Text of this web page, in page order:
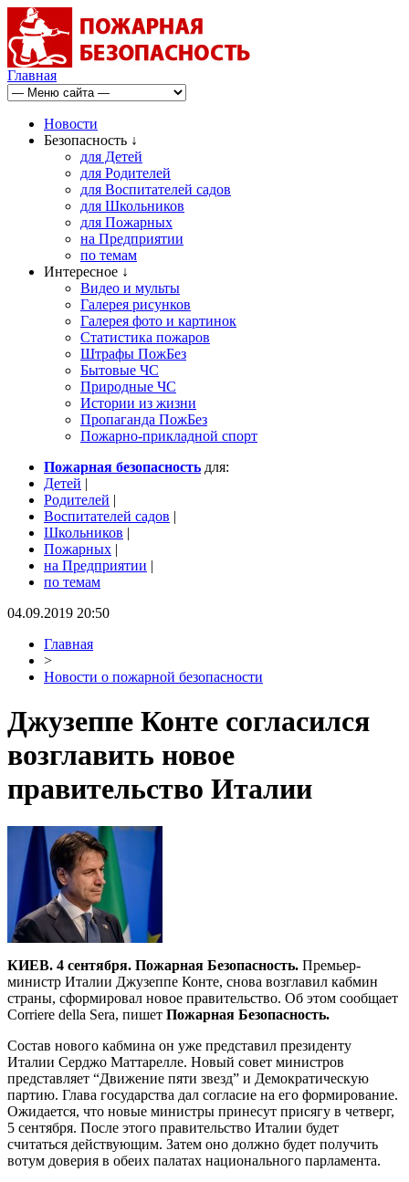
Главная
Новости
Безопасность ↓
для Детей
для Родителей
для Воспитателей садов
для Школьников
для Пожарных
на Предприятии
по темам
Интересное ↓
Видео и мульты
Галерея рисунков
Галерея фото и картинок
Статистика пожаров
Штрафы ПожБез
Бытовые ЧС
Природные ЧС
Истории из жизни
Пропаганда ПожБез
Пожарно-прикладной спорт
Пожарная безопасность для:
Детей |
Родителей |
Воспитателей садов |
Школьников |
Пожарных |
на Предприятии |
по темам
04.09.2019 20:50
Главная
>
Новости о пожарной безопасности
Джузеппе Конте согласился
возглавить новое
правительство Италии
КИЕВ. 4 сентября. Пожарная Безопасность. Премьер-
министр Италии Джузеппе Конте, снова возглавил кабмин
страны, сформировал новое правительство. Об этом сообщает
Corriere della Sera, пишет Пожарная Безопасность.
Состав нового кабмина он уже представил президенту
Италии Серджо Маттарелле. Новый совет министров
представляет “Движение пяти звезд” и Демократическую
партию. Глава государства дал согласие на его формирование.
Ожидается, что новые министры принесут присягу в четверг,
5 сентября. После этого правительство Италии будет
считаться действующим. Затем оно должно будет получить
вотум доверия в обеих палатах национального парламента.